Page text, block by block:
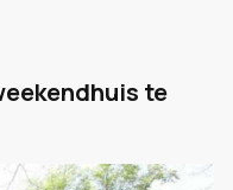
te